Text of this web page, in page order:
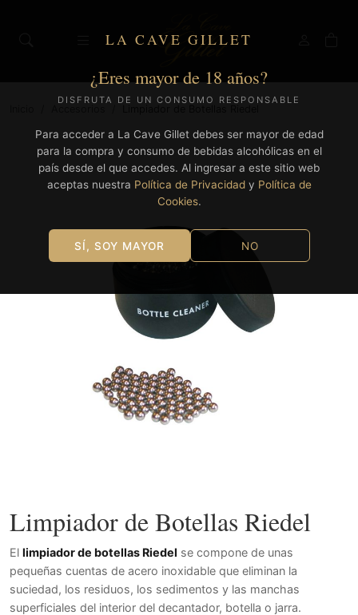
LA CAVE GILLET
¿Eres mayor de 18 años?
DISFRUTA DE UN CONSUMO RESPONSABLE
Para acceder a La Cave Gillet debes ser mayor de edad
para la compra y consumo de bebidas alcohólicas en el
país desde el que accedes. Al ingresar a este sitio web
aceptas nuestra Política de Privacidady Política de
Cookies.
SÍ, SOY MAYOR NO
Limpiador de Botellas Riedel
El limpiador de botellas Riedel se compone de unas
pequeñas cuentas de acero inoxidable que eliminan la
suciedad, los residuos, los sedimentos y las manchas
superficiales del interior del decantador, botella o jarra.